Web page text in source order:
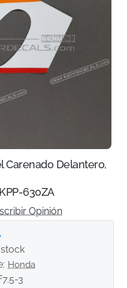
Carenado Delantero,
630ZA
Opinión
stock
Honda
3